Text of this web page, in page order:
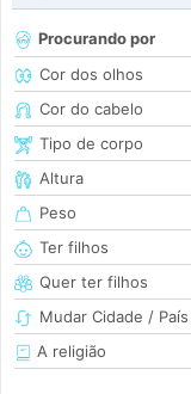
Procurando por
Cor dos olhos
Cor do cabelo
Tipo de corpo
Altura
Peso
Ter filhos
Quer ter filhos
Mudar Cidade /
A religião